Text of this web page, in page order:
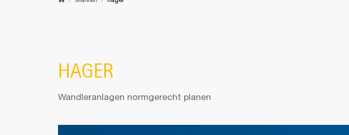
HAGER
Wandleranlagen normgerecht planen